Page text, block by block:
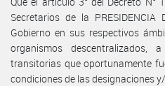
Secretarios de la PRESIDENCIA
Gobierno en sus respectivos
organismos descentralizados,
transitorias que oportunamente
condiciones de las designaciones